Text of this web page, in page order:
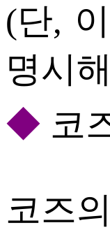
(단,
명시
◆ 코
코즈